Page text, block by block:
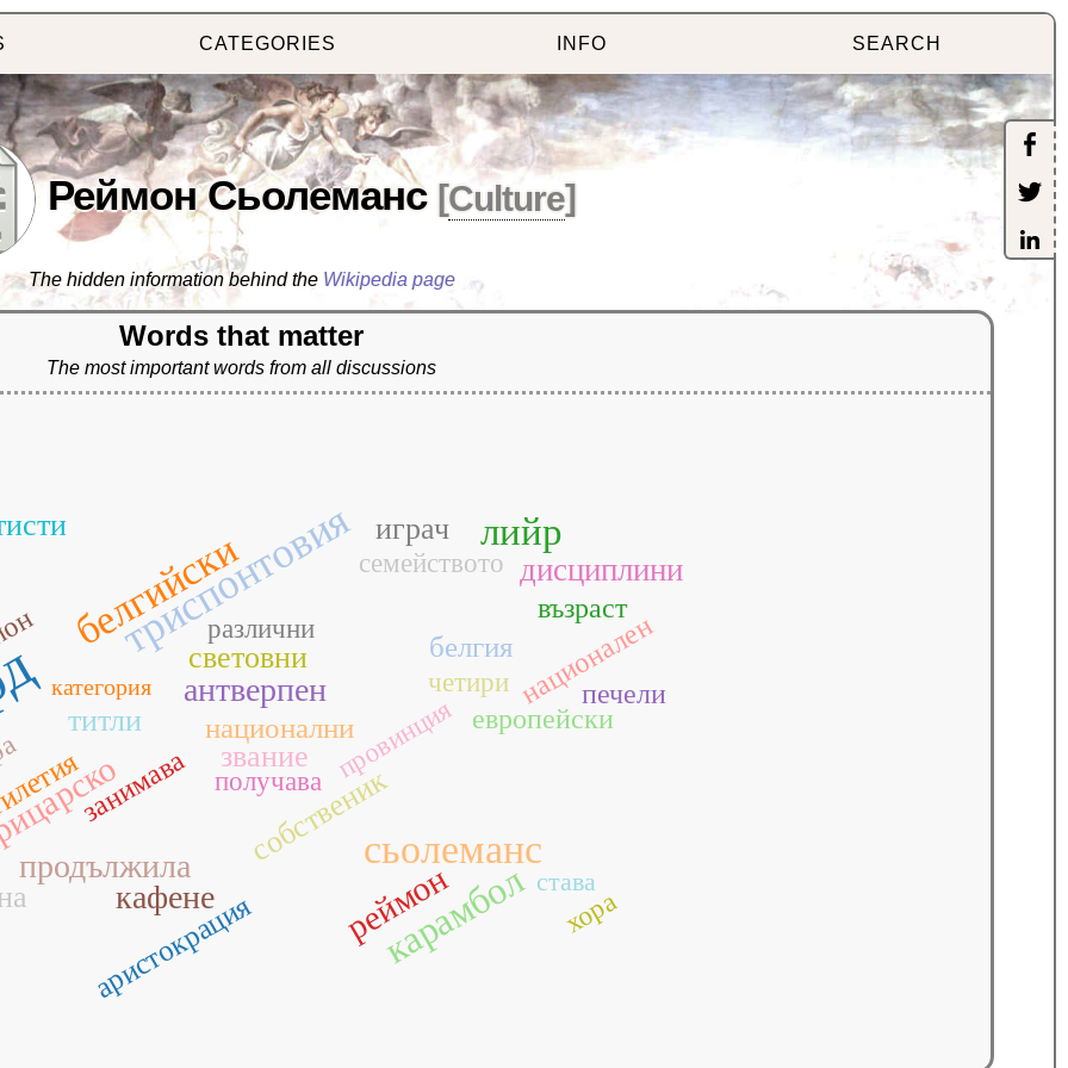
CATEGORIES INFO SEARCH
Реймон Сьолеманс [Culture]
The hidden information behind the Wikipedia page
Words that matter
The most important words from all discussions
триспонтовия
белгийски
сьолеманс
лийр
карамбол
реймон
антверпен
кафене
продължила
дисциплини
звание
играч
световни
собственик
титли
аристокрация
белгия
национални
възраст
европейски
занимава
национален
печели
получава провинция
различни
семейството
хора
четири
става
категория